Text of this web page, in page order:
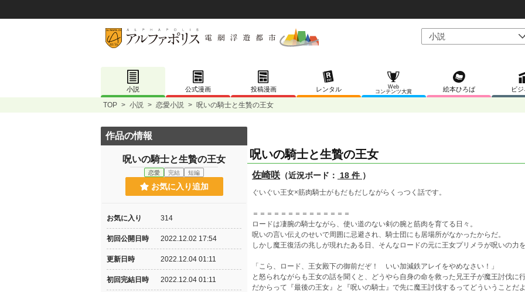
小説 公式漫画 投稿漫画 レンタル
Web
コンテンツ大賞
絵本ひろば ビ
TOP > 小説 > 恋愛小説 > 呪いの騎士と生贄の王女
呪いの騎士と生贄の王女
佐崎咲 （近況ボード： 18 件 ）
ぐいぐい王女×筋肉騎士がもだもだしながらくっつく話です。
＝＝＝＝＝＝＝＝＝＝＝＝＝＝
ロードは凄腕の騎士ながら、使い道のない剣の腕と筋肉を育てる日々。
呪いの言い伝えのせいで周囲に忌避され、騎士団にも居場所がなかったからだ。
しかし魔王復活の兆しが現れたある日、そんなロードの元に王女プリメラが呪いの力
「こら、ロード、王女殿下の御前だぞ！ いい加減鉄アレイをやめなさい！」
と怒られながらも王女の話を聞くと、どうやら自身の命を救った兄王子が魔王討伐に
だからって『最後の王女』と『呪いの騎士』で先に魔王討伐するってどういうことだ
作品の情報
呪いの騎士と生贄の王女
恋愛 完結 短編
お気に入り追加
お気に入り 314
初回公開日時 2022.12.02 17:54
更新日時 2022.12.04 01:11
初回完結日時 2022.12.04 01:11